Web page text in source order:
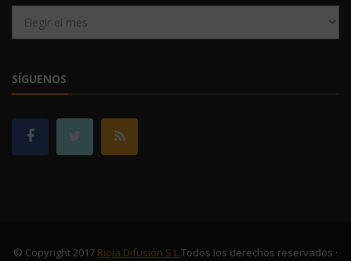
SÍGUENOS
© Copyright 2017 Rioja Difusión S.L.Todos los derechos reservados ·